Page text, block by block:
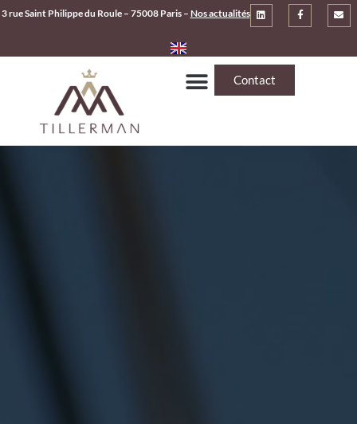
3 rue Saint Philippe du Roule – 75008 Paris – Nos actualités
Contact